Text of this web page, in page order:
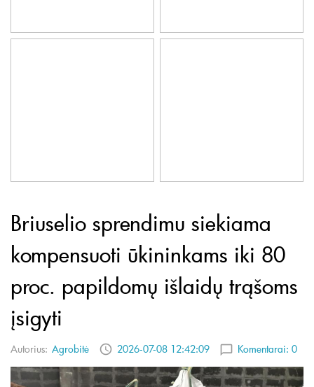
Briuselio sprendimu siekiama
kompensuoti ūkininkams iki 80
proc. papildomų išlaidų trąšoms
įsigyti
Autorius: Agrobitė 2026-07-08 12:42:09 Komentarai: 0